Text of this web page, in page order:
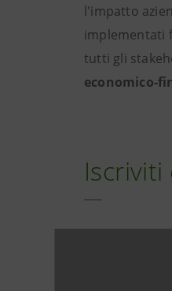
l'impatto
implementati
tutti gli
economico-
Iscriviti
Bergamo al